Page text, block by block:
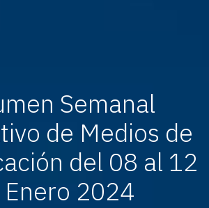
Semanal
de Medios de
del 08 al 12
Enero 2024